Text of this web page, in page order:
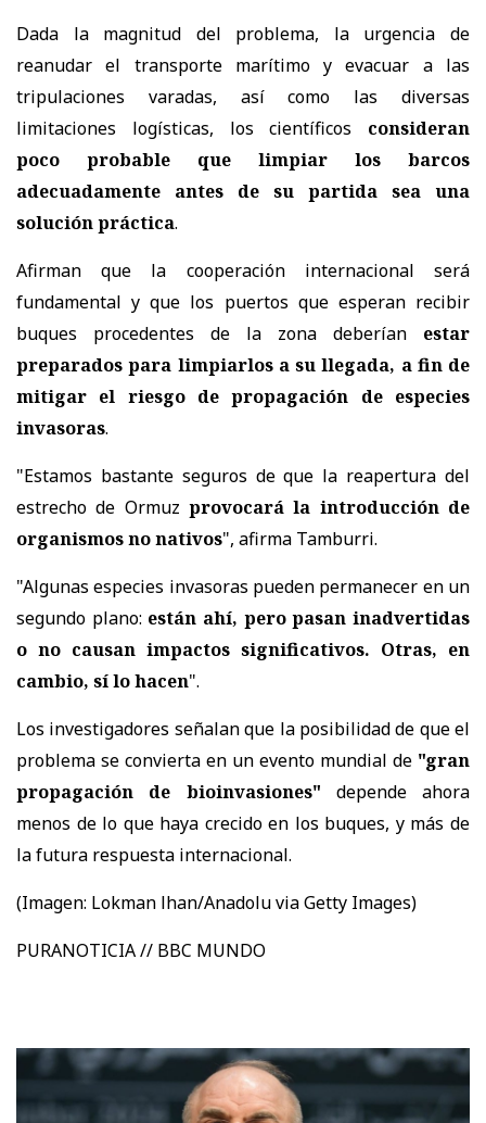
Dada la magnitud del problema, la urgencia de
reanudar el transporte marítimo y evacuar a las
tripulaciones varadas, así como las diversas
limitaciones logísticas, los científicos consideran
poco probable que limpiar los barcos
adecuadamente antes de su partida sea una
solución práctica.
Afirman que la cooperación internacional será
fundamental y que los puertos que esperan recibir
buques procedentes de la zona deberían estar
preparados para limpiarlos a su llegada, a fin de
mitigar el riesgo de propagación de especies
invasoras.
"Estamos bastante seguros de que la reapertura del
estrecho de Ormuz provocará la introducción de
organismos no nativos", afirma Tamburri.
"Algunas especies invasoras pueden permanecer en un
segundo plano: están ahí, pero pasan inadvertidas
o no causan impactos significativos. Otras, en
cambio, sí lo hacen".
Los investigadores señalan que la posibilidad de que el
problema se convierta en un evento mundial de "gran
propagación de bioinvasiones" depende ahora
menos de lo que haya crecido en los buques, y más de
la futura respuesta internacional.
(Imagen: Lokman lhan/Anadolu via Getty Images)
PURANOTICIA // BBC MUNDO